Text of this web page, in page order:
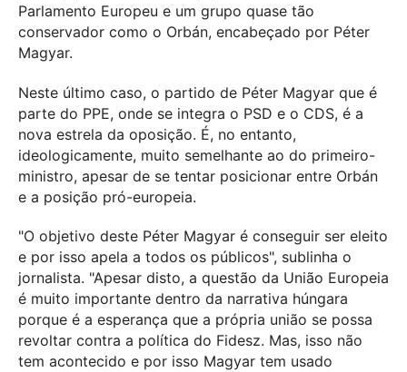
Parlamento Europeu e um grupo quase tão
conservador como o Orbán, encabeçado por Péter
Magyar.
Neste último caso, o partido de Péter Magyar que é
parte do PPE, onde se integra o PSD e o CDS, é a
nova estrela da oposição. É, no entanto,
ideologicamente, muito semelhante ao do primeiro-
ministro, apesar de se tentar posicionar entre Orbán
e a posição pró-europeia.
"O objetivo deste Péter Magyar é conseguir ser eleito
e por isso apela a todos os públicos", sublinha o
jornalista. "Apesar disto, a questão da União Europeia
é muito importante dentro da narrativa húngara
porque é a esperança que a própria união se possa
revoltar contra a política do Fidesz. Mas, isso não
tem acontecido e por isso Magyar tem usado